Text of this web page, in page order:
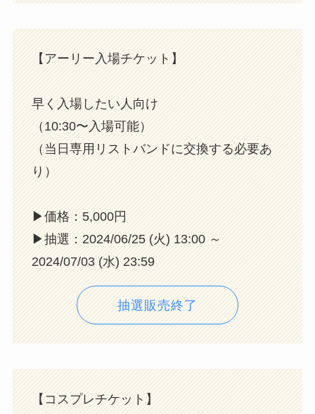
【アーリー入場チケット】
早く入場したい人向け
（10:30〜入場可能）
（当日専用リストバンドに交換する必要あ
り）
▶︎価格：5,000円
▶︎抽選：2024/06/25 (火) 13:00 ～
2024/07/03 (水) 23:59
抽選販売終了
【コスプレチケット】